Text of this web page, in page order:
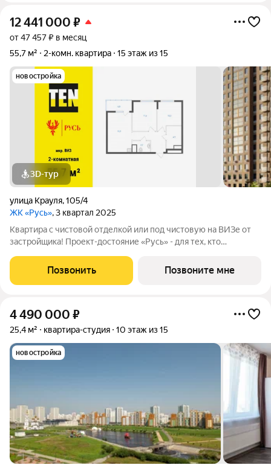
12 441 000 ₽
от 47 457 ₽ в месяц
55,7 м²
2-комн. квартира 15 этаж из 15
новостройка
3D-тур
улица Крауля,105/4
ЖК «Русь», 3 квартал 2025
Квартира с чистовой отделкой или под чистовую на ВИЗе от
застройщика! Проект-достояние «Русь» - для тех, кто
индивидуальность. Единая комплексная среда с развитой
инфраструктурой, хорошей
Позвонить Позвоните мне
4 490 000 ₽
25,4 м² квартира-студия 10 этаж из 15
новостройка